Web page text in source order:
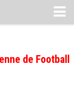
de Football